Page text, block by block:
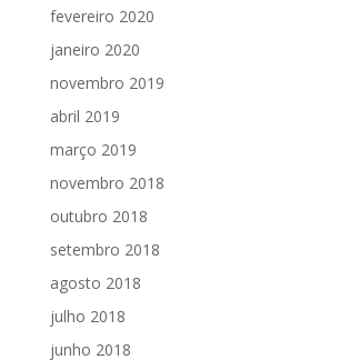
fevereiro 2020
janeiro 2020
novembro 2019
abril 2019
março 2019
novembro 2018
outubro 2018
setembro 2018
agosto 2018
julho 2018
junho 2018